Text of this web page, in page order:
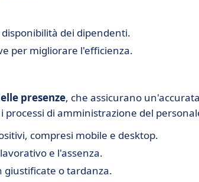
dei dipendenti.
per migliorare l'efficienza.
presenze, che assicurano un'accurata
di amministrazione del
compresi mobile e desktop.
e l'assenza.
giustificate o tardanza.